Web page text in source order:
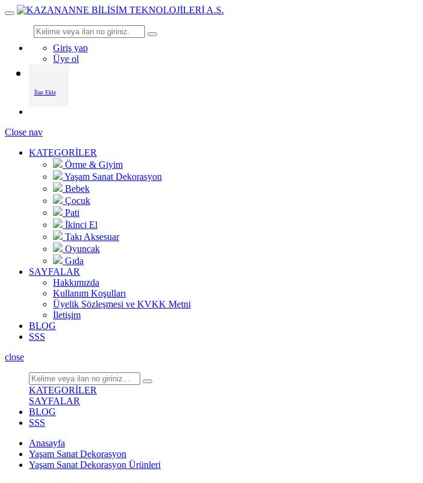
Giriş yap
Üye ol
İlan Ekle
Close nav
KATEGORİLER
Örme & Giyim
Yaşam Sanat Dekorasyon
Bebek
Çocuk
Pati
İkinci El
Takı Aksesuar
Oyuncak
Gıda
SAYFALAR
Hakkımızda
Kullanım Koşulları
Üyelik Sözleşmesi ve KVKK Metni
İletişim
BLOG
SSS
close
KATEGORİLER
SAYFALAR
BLOG
SSS
Anasayfa
Yaşam Sanat Dekorasyon
Yaşam Sanat Dekorasyon Ürünleri